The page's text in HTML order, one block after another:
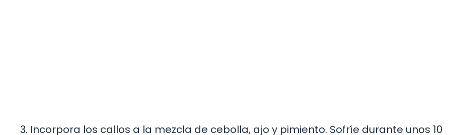
3. Incorpora los callos a la mezcla de cebolla, ajo y pimiento. Sofríe durante unos 10